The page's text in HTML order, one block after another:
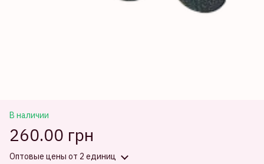
В наличии
260.00 грн
Оптовые цены от 2 единиц